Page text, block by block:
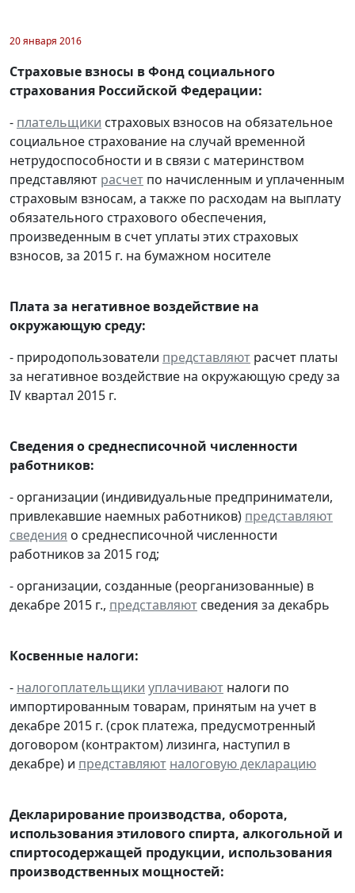
20 января 2016
Страховые взносы в Фонд социального
страхования Российской Федерации:
- плательщики страховых взносов на обязательное
социальное страхование на случай временной
нетрудоспособности и в связи с материнством
представляют расчет по начисленным и уплаченным
страховым взносам, а также по расходам на выплату
обязательного страхового обеспечения,
произведенным в счет уплаты этих страховых
взносов, за 2015 г. на бумажном носителе
Плата за негативное воздействие на
окружающую среду:
- природопользователи представляют расчет платы
за негативное воздействие на окружающую среду за
IV квартал 2015 г.
Сведения о среднесписочной численности
работников:
- организации (индивидуальные предприниматели,
привлекавшие наемных работников) представляют
сведения о среднесписочной численности
работников за 2015 год;
- организации, созданные (реорганизованные) в
декабре 2015 г., представляют сведения за декабрь
Косвенные налоги:
- налогоплательщики уплачивают налоги по
импортированным товарам, принятым на учет в
декабре 2015 г. (срок платежа, предусмотренный
договором (контрактом) лизинга, наступил в
декабре) и представляют налоговую декларацию
Декларирование производства, оборота,
использования этилового спирта, алкогольной и
спиртосодержащей продукции, использования
производственных мощностей: